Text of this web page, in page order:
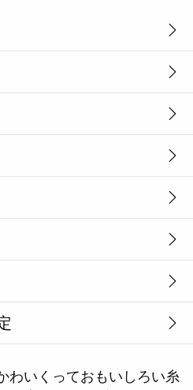
わいくっておもいしろい糸